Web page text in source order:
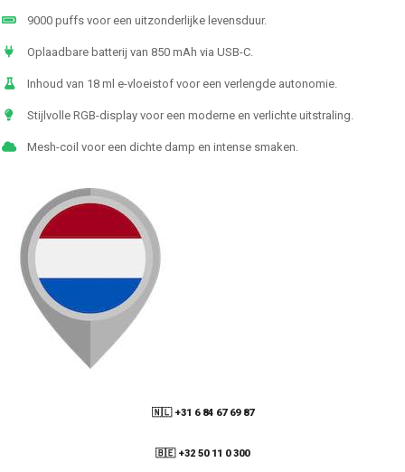
9000 puffs voor een uitzonderlijke levensduur.
Oplaadbare batterij van 850 mAh via USB-C.
Inhoud van 18 ml e-vloeistof voor een verlengde autonomie.
Stijlvolle RGB-display voor een moderne en verlichte uitstraling.
Mesh-coil voor een dichte damp en intense smaken.
🇳🇱 +31 6 84 67 69 87
🇧🇪 +32 50 11 0 300